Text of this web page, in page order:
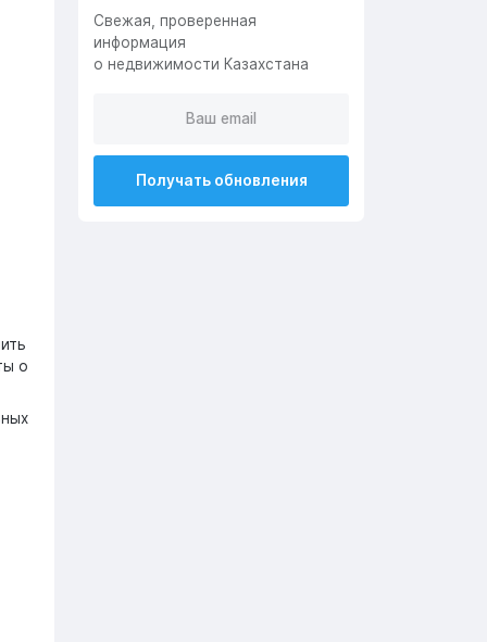
о
Cвежая, проверенная
информация
о недвижимости Казахстана
Получать обновления